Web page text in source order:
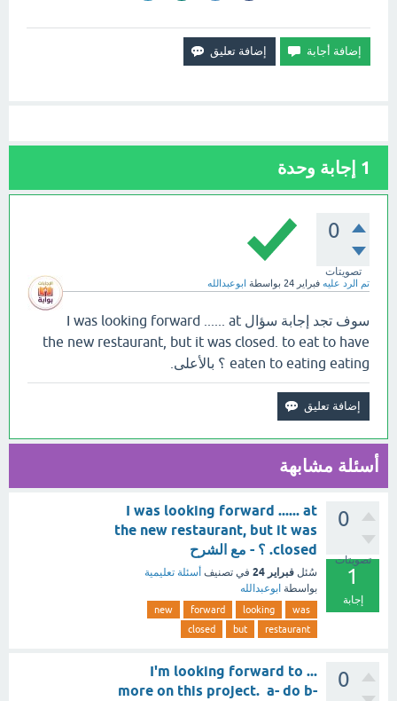
1 إجابة وحدة
0
تصويتات
تم الرد عليه فبراير 24 بواسطة ابوعبدالله
سوف تجد إجابة سؤال I was looking forward ...... at
the new restaurant, but it was closed. to eat to have
eaten to eating eating ؟ بالأعلى.
أسئلة مشابهة
0
تصويتات
1
إجابة
I was looking forward ...... at
the new restaurant, but it was
closed. ؟ - مع الشرح
سُئل فبراير 24 في تصنيف أسئلة تعليمية
بواسطة ابوعبدالله
was
looking
forward
new
restaurant
but
closed
0
I'm looking forward to ...
more on this project. a- do b-